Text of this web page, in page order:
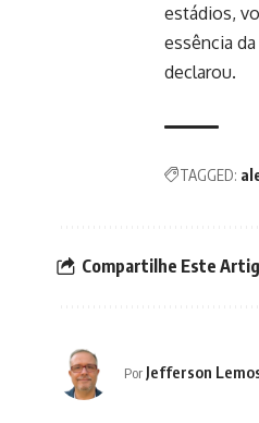
estádios,
essência
declarou.
TAGGED:
Compartilhe Este
Por Jefferson